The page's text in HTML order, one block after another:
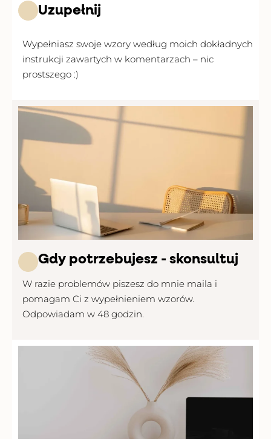
Uzupełnij
Wypełniasz swoje wzory według moich dokładnych
instrukcji zawartych w komentarzach – nic
prostszego :)
Gdy potrzebujesz - skonsultuj
W razie problemów piszesz do mnie maila i
pomagam Ci z wypełnieniem wzorów.
Odpowiadam w 48 godzin.